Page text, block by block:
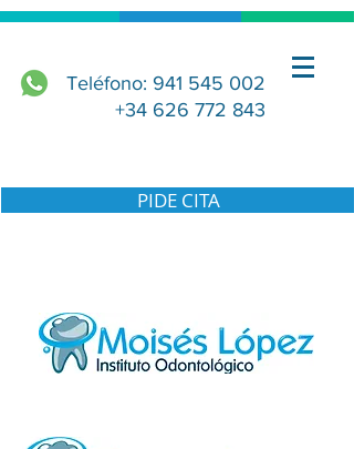
Teléfono: 941 545 002
+34 626 772 843
PIDE CITA